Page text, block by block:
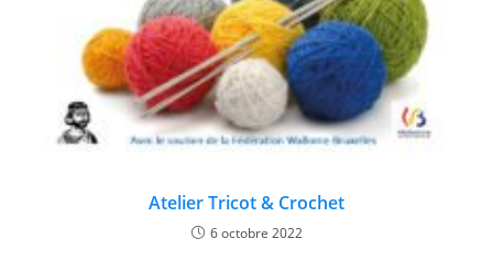
Atelier Tricot & Crochet
6 octobre 2022